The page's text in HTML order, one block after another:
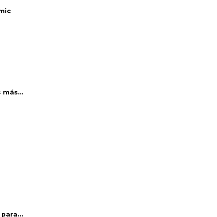
más...